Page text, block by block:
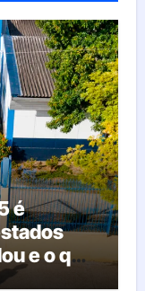
é
e o que